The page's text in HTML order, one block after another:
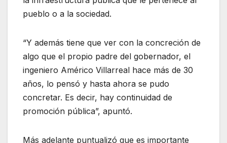
pueblo o a la sociedad.
“Y además tiene que ver con la concreción de
algo que el propio padre del gobernador, el
ingeniero Américo Villarreal hace más de 30
años, lo pensó y hasta ahora se pudo
concretar. Es decir, hay continuidad de
promoción pública”, apuntó.
Más adelante puntualizó que es importante